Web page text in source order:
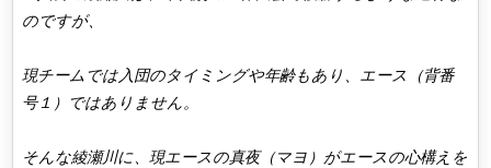
のですが、
現チームでは入団のタイミングや年齢もあり、エース（背番
号１）ではありません。
そんな綾瀬川に、現エースの真夜（マヨ）がエースの心構えを